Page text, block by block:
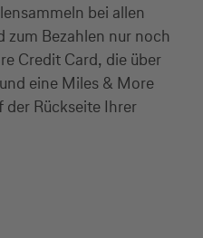
bei allen
Bezahlen nur noch
Credit Card, die über
eine Miles & More
Rückseite Ihrer